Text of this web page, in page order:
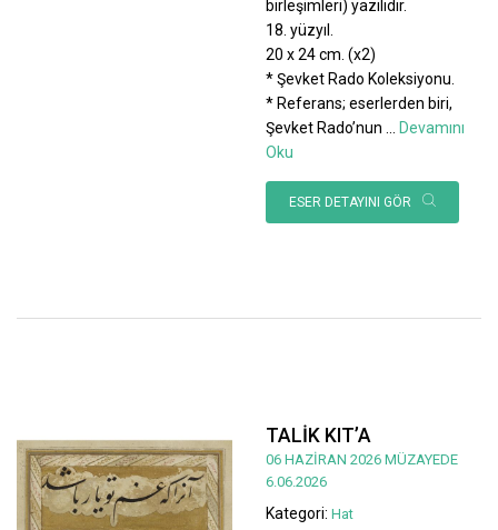
birleşimleri) yazılıdır.
18. yüzyıl.
20 x 24 cm. (x2)
* Şevket Rado Koleksiyonu.
* Referans; eserlerden biri,
Şevket Rado’nun
Devamını
Oku
ESER DETAYINI GÖR
TALİK KIT’A
06 HAZİRAN 2026 MÜZAYEDE
6.06.2026
Kategori: Hat